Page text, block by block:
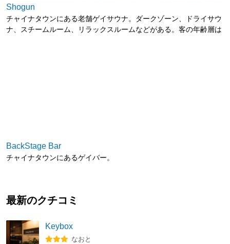
Shogun
チャイナタウンにある老舗ゲイサウナ。ダークゾーン、ドライサウ
ナ、スチームルーム、リラックスルームなどがある。客の年齢層は
BackStage Bar
チャイナタウンにあるゲイバー。
最新のクチコミ
Keybox
なおと